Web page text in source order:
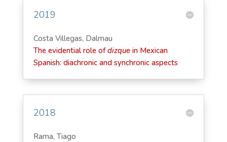
2019
Costa Villegas, Dalmau
The evidential role ofdizquein Mexican
Spanish: diachronic and synchronic aspects
2018
Rama, Tiago